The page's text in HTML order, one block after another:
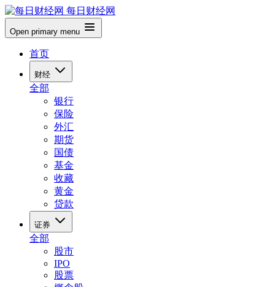
每日财经网
Open primary menu
首页
财经
全部
银行
保险
外汇
期货
国债
基金
收藏
黄金
贷款
证券
全部
股市
IPO
股票